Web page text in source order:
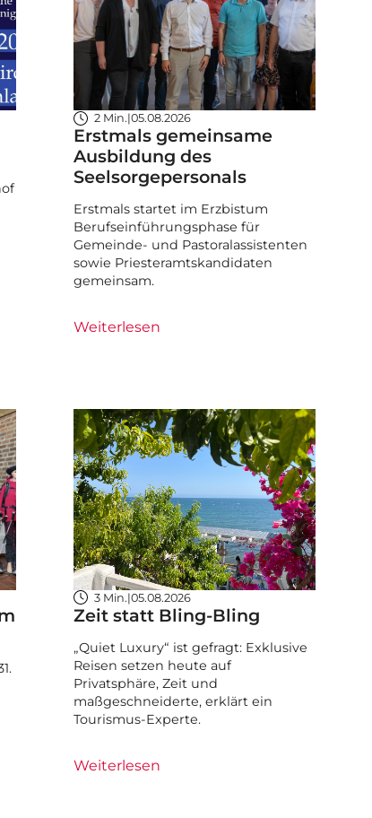
2 Min.|05.08.2026
Erstmals gemeinsame
Ausbildung des
Seelsorgepersonals
Erstmals startet im Erzbistum
Berufseinführungsphase für
Gemeinde- und Pastoralassistenten
sowie Priesteramtskandidaten
gemeinsam.
Weiterlesen
3 Min.|05.08.2026
Zeit statt Bling-Bling
„Quiet Luxury“ ist gefragt: Exklusive
Reisen setzen heute auf
Privatsphäre, Zeit und
maßgeschneiderte, erklärt ein
Tourismus-Experte.
Weiterlesen